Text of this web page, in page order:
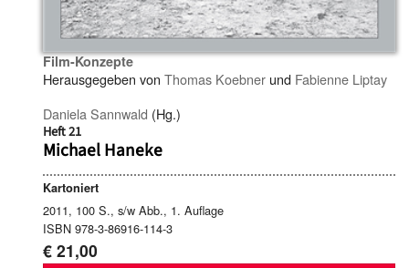
Film-Konzepte
Herausgegeben von Thomas Koebner und Fabienne Liptay
Daniela Sannwald (Hg.)
Heft 21
Michael Haneke
Kartoniert
2011, 100 S., s/w Abb., 1. Auflage
ISBN 978-3-86916-114-3
€ 21,00